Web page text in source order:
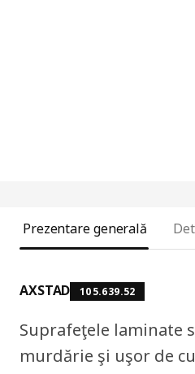
Prezentare generală
AXSTAD 105.639.52
Suprafeţele laminate
murdărie şi uşor de